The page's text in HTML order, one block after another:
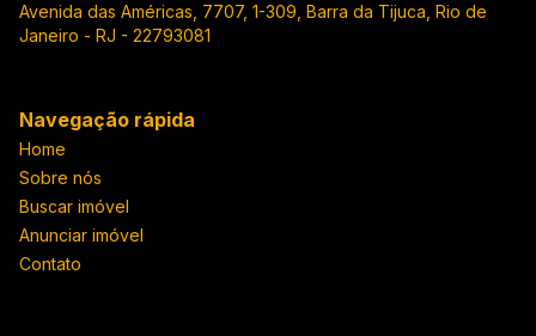
Avenida das Américas, 7707, 1-309, Barra da Tijuca, Rio de
Janeiro - RJ - 22793081
Navegação rápida
Home
Sobre nós
Buscar imóvel
Anunciar imóvel
Contato